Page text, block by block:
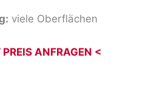
viele Oberflächen
ANFRAGEN <